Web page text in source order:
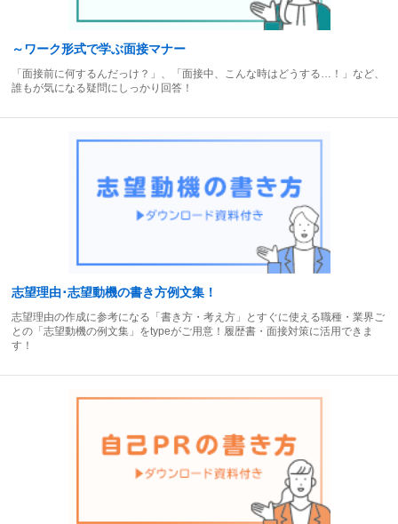
～ワーク形式で学ぶ面接マナー
「面接前に何するんだっけ？」、「面接中、こんな時はどうする…！」など、
誰もが気になる疑問にしっかり回答！
志望理由･志望動機の書き方例文集！
志望理由の作成に参考になる「書き方・考え方」とすぐに使える職種・業界ご
との「志望動機の例文集」をtypeがご用意！履歴書・面接対策に活用できま
す！